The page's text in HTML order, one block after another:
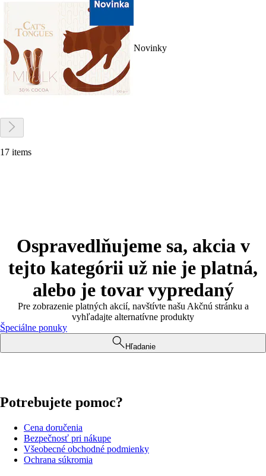
Novinky
17 items
Ospravedlňujeme sa, akcia v
tejto kategórii už nie je platná,
alebo je tovar vypredaný
Pre zobrazenie platných akcií, navštívte našu Akčnú stránku a
vyhľadajte alternatívne produkty
Špeciálne ponuky
Hľadanie
Potrebujete pomoc?
Cena doručenia
Bezpečnosť pri nákupe
Všeobecné obchodné podmienky
Ochrana súkromia